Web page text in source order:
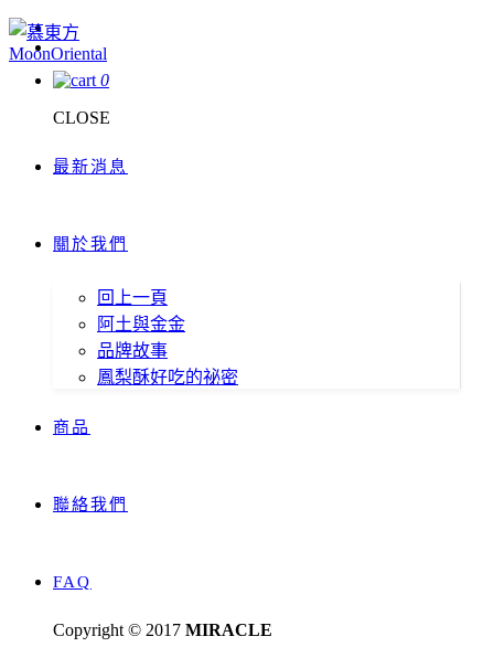
0
CLOSE
最新消息
關於我們
回上一頁
阿土與金金
品牌故事
鳳梨酥好吃的祕密
商品
聯絡我們
FAQ
Copyright © 2017 MIRACLE